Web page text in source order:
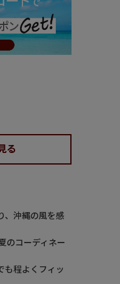
る
、沖縄の風を感
のコーディネー
も程よくフィッ